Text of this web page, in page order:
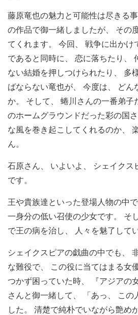
藤原竜也の魅力と可能性は尽きる
の作品で御一緒しましたが、 その
てくれます。 今回、 戦争に出か
であると同時に、 恋に落ちたり、
ない結婚を押しつけられたり、 多
ばならない竜也が、 今度は、 ど
か。 そして、 蜷川さんの一番弟子
のホームグラウンドだった彩の国
な風を巻き起こしてくれるのか、
ん。
石原さん、 いよいよ、 シェイクス
です。
王や貴族達といった登場人物の中
一身分の低い召使の少女です。 そ
で王の病を治し、 人々を魅了して
シェイクスピアの戯曲の中でも、
な難役で、 この役に当てはまる女
つかず困っていた時、 『アジアの
さんと御一緒して、 「あっ、 この
した。 清楚で純朴でいながら艶め